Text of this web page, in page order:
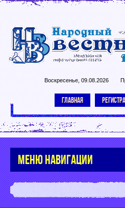
Воскресенье, 09.08.2026
ГЛАВНАЯ
МЕНЮ НАВИГАЦИИ